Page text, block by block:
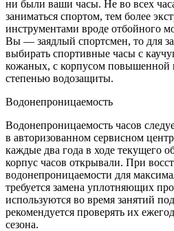
ни были ваши часы. Не во всех
заниматься спортом, тем более
инструментами вроде отбойного
Вы — заядлый спортсмен, то для
выбирать спортивные часы с
кожаных, с корпусом повышенной
степенью водозащиты.
Водонепроницаемость
Водонепроницаемость часов
в авторизованном сервисном
каждые два года в ходе текущего
корпус часов открывали. При
водонепроницаемости для
требуется замена уплотняющих
используются во время занятий
рекомендуется проверять их
сезона.